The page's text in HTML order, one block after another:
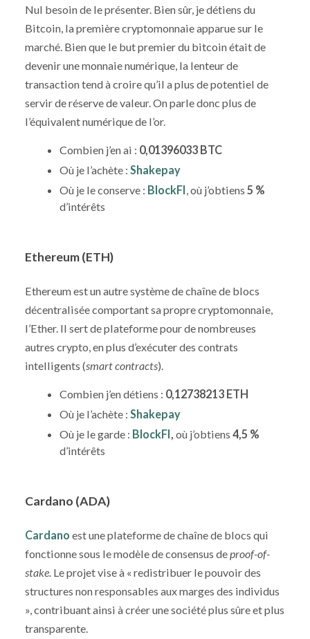
Nul besoin de le présenter. Bien sûr, je détiens du
Bitcoin, la première cryptomonnaie apparue sur le
marché. Bien que le but premier du bitcoin était de
devenir une monnaie numérique, la lenteur de
transaction tend à croire qu’il a plus de potentiel de
servir de réserve de valeur. On parle donc plus de
l’équivalent numérique de l’or.
Combien j’en ai : 0,01396033 BTC
Où je l’achète : Shakepay
Où je le conserve : BlockFI, où j’obtiens 5 %
d’intérêts
Ethereum (ETH)
Ethereum est un autre système de chaîne de blocs
décentralisée comportant sa propre cryptomonnaie,
l’Ether. Il sert de plateforme pour de nombreuses
autres crypto, en plus d’exécuter des contrats
intelligents (smart contracts).
Combien j’en détiens : 0,12738213 ETH
Où je l’achète : Shakepay
Où je le garde : BlockFI, où j’obtiens 4,5 %
d’intérêts
Cardano (ADA)
Cardano est une plateforme de chaîne de blocs qui
fonctionne sous le modèle de consensus deproof-of-
stake.Le projet vise à « redistribuer le pouvoir des
structures non responsables aux marges des individus
», contribuant ainsi à créer une société plus sûre et plus
transparente.